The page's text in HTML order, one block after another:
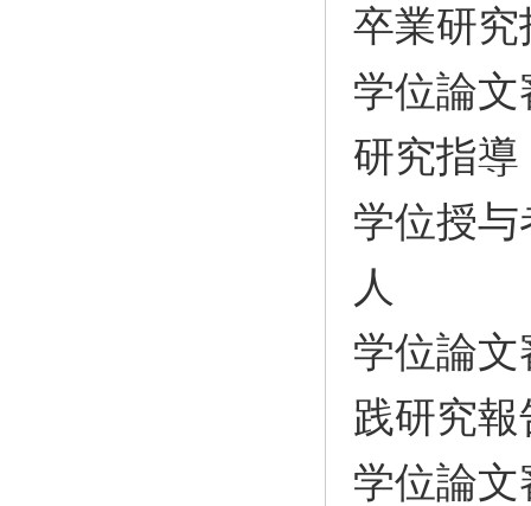
卒業研
学位論
研究指
学位授
人
学位論
践研究
学位論